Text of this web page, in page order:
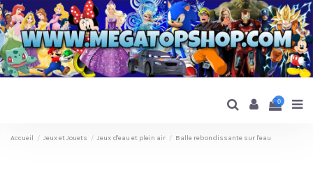
0
Accueil Jeux et Jouets Jeux d'eau et plein air Balle rebondissante sur l'eau